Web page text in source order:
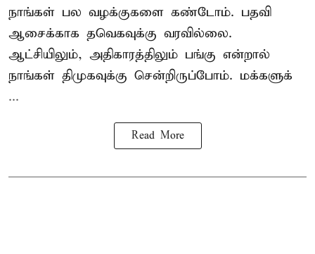
நாங்கள் பல வழக்குகளை கண்டோம். பதவி
ஆசைக்காக தவெகவுக்கு வரவில்லை.
ஆட்சியிலும், அதிகாரத்திலும் பங்கு என்றால்
நாங்கள் திமுகவுக்கு சென்றிருப்போம். மக்களுக்
...
Read More